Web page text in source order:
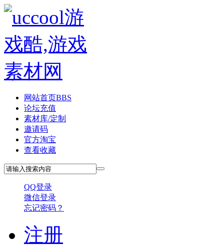
网站首页BBS
论坛充值
素材库/定制
邀请码
官方淘宝
查看收藏
QQ登录
微信登录
忘记密码？
注册